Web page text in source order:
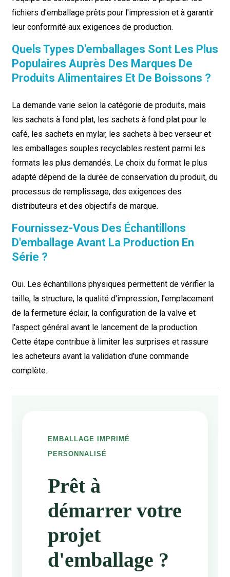
fichiers d'emballage prêts pour l'impression et à garantir
leur conformité aux exigences de production.
Quels Types D'emballages Sont Les Plus
Populaires Auprès Des Marques De
Produits Alimentaires Et De Boissons ?
La demande varie selon la catégorie de produits, mais
les sachets à fond plat, les sachets à fond plat pour le
café, les sachets en mylar, les sachets à bec verseur et
les emballages souples recyclables restent parmi les
formats les plus demandés. Le choix du format le plus
adapté dépend de la durée de conservation du produit, du
processus de remplissage, des exigences des
distributeurs et des objectifs de marque.
Fournissez-Vous Des Échantillons
D'emballage Avant La Production En
Série ?
Oui. Les échantillons physiques permettent de vérifier la
taille, la structure, la qualité d'impression, l'emplacement
de la fermeture éclair, la configuration de la valve et
l'aspect général avant le lancement de la production.
Cette étape contribue à limiter les surprises et rassure
les acheteurs avant la validation d'une commande
complète.
EMBALLAGE IMPRIMÉ
PERSONNALISÉ
Prêt à
démarrer votre
projet
d'emballage ?